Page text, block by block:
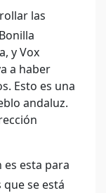
las
y Vox
a haber
Esto es una
andaluz.
esta para
se está